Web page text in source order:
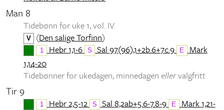
Man 8
Tidebønn for uke 1, vol. IV
V (Den salige Torfinn)
1 Hebr 1,1-6 S Sal 97(96),1+2b.6+7c.9 E Mark
1,14-20
Tidebønner for ukedagen, minnedagen ellervalgfritt
Tir 9
1 Hebr 2,5-12 S Sal 8,2ab+5.6-7.8-9 E Mark 1,21-